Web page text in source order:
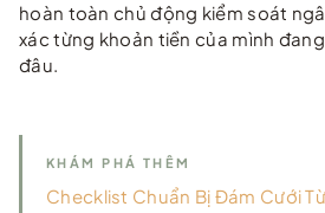
hoàn toàn chủ động kiểm soát
xác từng khoản tiền của mình
đâu.
KHÁM PHÁ THÊM
Checklist Chuẩn Bị Đám Cưới